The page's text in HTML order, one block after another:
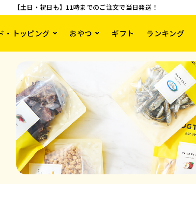
【土日・祝日も】11時までのご注文で当日発送！
・トッピング おやつ ギフト ランキング